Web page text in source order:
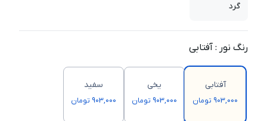
گرد
رنگ نور : آفتابی
آفتابی
903,000 تومان
یخی
903,000 تومان
سفید
903,000 تومان